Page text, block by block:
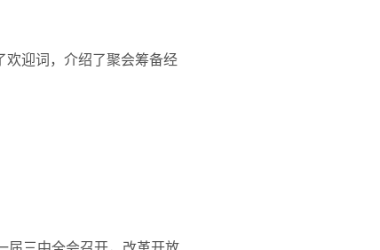
欢迎词，介绍了聚会筹备经